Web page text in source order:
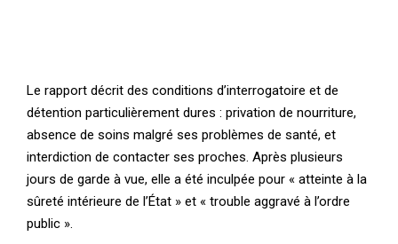
Le rapport décrit des conditions d’interrogatoire et de
détention particulièrement dures : privation de nourriture,
absence de soins malgré ses problèmes de santé, et
interdiction de contacter ses proches. Après plusieurs
jours de garde à vue, elle a été inculpée pour « atteinte à la
sûreté intérieure de l’État » et « trouble aggravé à l’ordre
public ».